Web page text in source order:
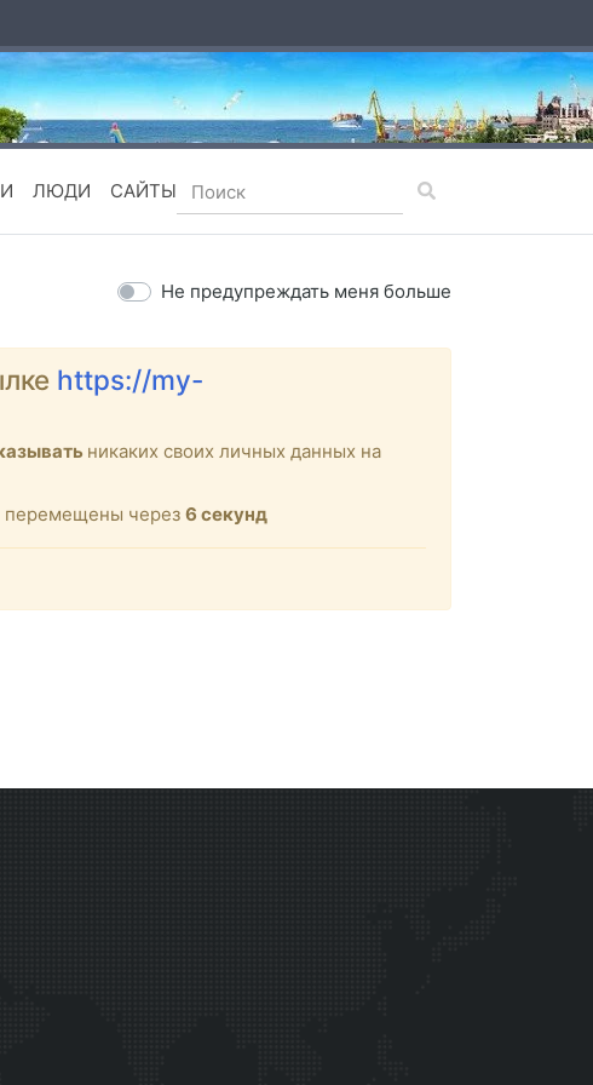
ЛЮДИ САЙТЫ
Не предупреждать меня больше
https://my-
никаких своих личных данных на
перемещены через 6 секунд